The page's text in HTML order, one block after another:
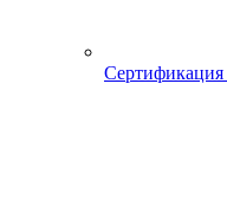
Сертификация